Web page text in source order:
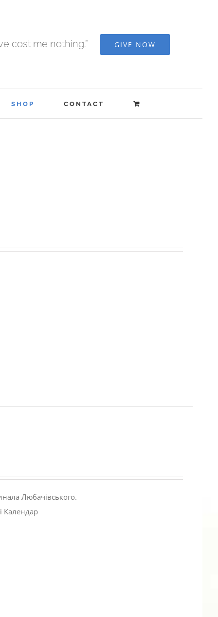
cost me nothing.” GIVE NOW
SHOP CONTACT
Любачівського.
Календар